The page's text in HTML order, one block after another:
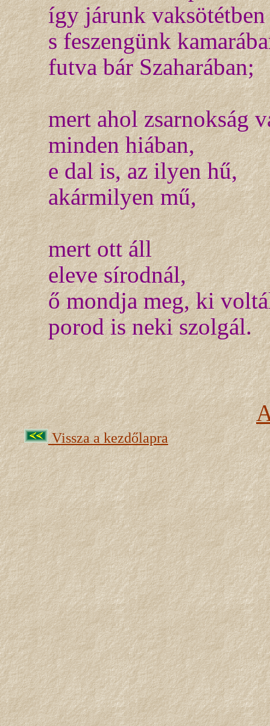
így járunk vaksötétben
s feszengünk
futva bár Szaharában;
mert ahol zsarnokság
minden hiában,
e dal is, az ilyen hű,
akármilyen mű,
mert ott áll
eleve sírodnál,
ő mondja meg, ki
porod is neki szolgál.
Vissza a kezdőlapra